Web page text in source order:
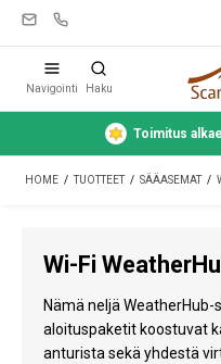
Leirintävarusteet
Teltat
Matkavarusteet
Navigointi Haku
Toimitus
HOME / TUOTTEET / SÄÄASEMAT /
Wi-Fi
Nämä neljä
aloituspaketit koostuvat
anturista sekä yhdestä